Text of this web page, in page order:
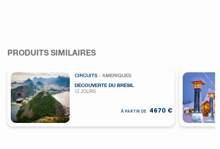
PRODUITS SIMILAIRES
CIRCUITS - AMERIQUES
DÉCOUVERTE DU BRÉSIL
12 JOURS
À PARTIR DE 4670 €